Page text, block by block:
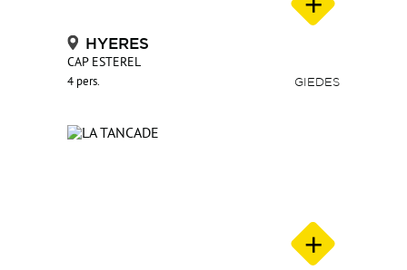
HYERES
CAP ESTEREL
4 pers. GIEDES